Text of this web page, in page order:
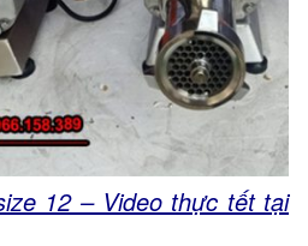
12 – Video thực tết tại